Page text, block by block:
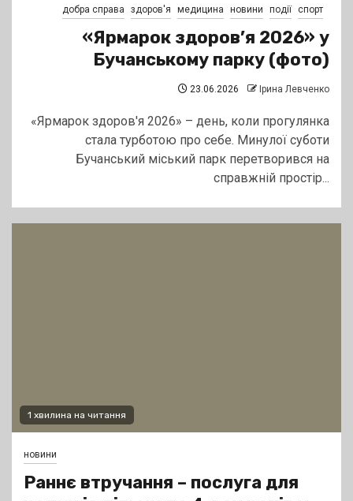
добра справа здоров'я медицина новини події спорт
«Ярмарок здоров’я 2026» у
Бучанському парку (фото)
23.06.2026 Ірина Левченко
«Ярмарок здоров'я 2026» – день, коли прогулянка
стала турботою про себе. Минулої суботи
Бучанський міський парк перетворився на
справжній простір...
1 хвилина на читання
новини
Раннє втручання – послуга для